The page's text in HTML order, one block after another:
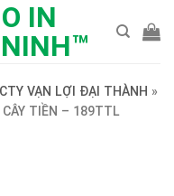
VẠN LỢI ĐẠI THÀNH »
CÂY TIỀN – 189TTL